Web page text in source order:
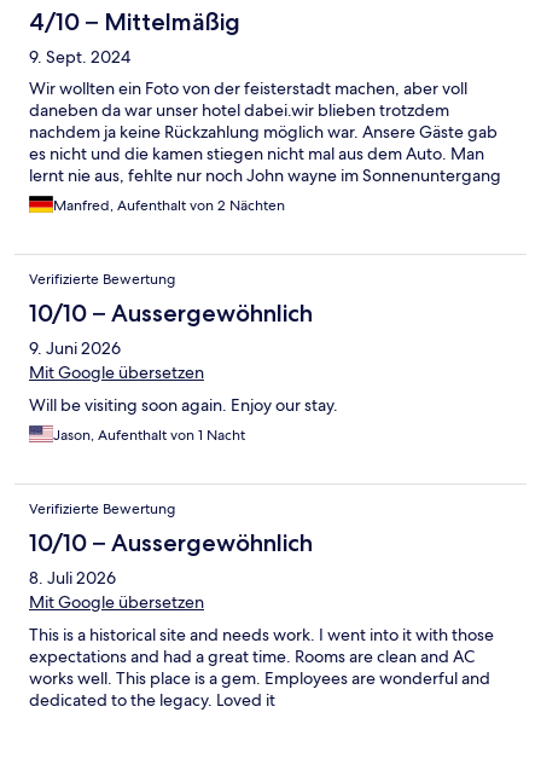
4/10 – Mittelmäßig
9. Sept. 2024
Wir wollten ein Foto von der feisterstadt machen, aber voll
daneben da war unser hotel dabei.wir blieben trotzdem
nachdem ja keine Rückzahlung möglich war. Ansere Gäste gab
es nicht und die kamen stiegen nicht mal aus dem Auto. Man
lernt nie aus, fehlte nur noch John wayne im Sonnenuntergang
Manfred, Aufenthalt von 2 Nächten
Verifizierte Bewertung
10/10 – Aussergewöhnlich
9. Juni 2026
Mit Google übersetzen
Will be visiting soon again. Enjoy our stay.
Jason, Aufenthalt von 1 Nacht
Verifizierte Bewertung
10/10 – Aussergewöhnlich
8. Juli 2026
Mit Google übersetzen
This is a historical site and needs work. I went into it with those
expectations and had a great time. Rooms are clean and AC
works well. This place is a gem. Employees are wonderful and
dedicated to the legacy. Loved it